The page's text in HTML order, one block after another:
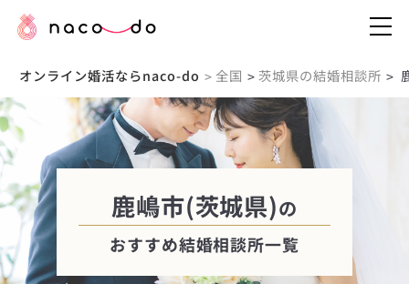
オンライン婚活ならnaco-do > 全国 > 茨城県の結婚相談所 >
鹿嶋市(茨城県)の
おすすめ結婚相談所一覧